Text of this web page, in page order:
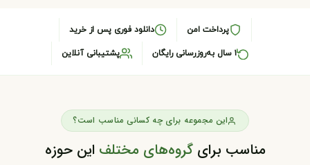
پرداخت امن دانلود فوری پس از خرید
۱ سال به‌روزرسانی رایگان پشتیبانی آنلاین
این مجموعه برای چه کسانی مناسب است؟
مناسب برایگروه‌های مختلف این حوزه